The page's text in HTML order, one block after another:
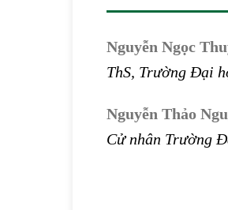
Nguyễn Ngọc
ThS, Trường Đại
Nguyễn Thảo
Cử nhân Trường